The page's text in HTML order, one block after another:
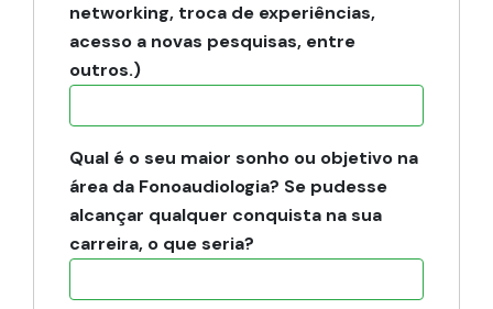
networking, troca de experiências,
acesso a novas pesquisas, entre
outros.)
Qual é o seu maior sonho ou objetivo na
área da Fonoaudiologia? Se pudesse
alcançar qualquer conquista na sua
carreira, o que seria?